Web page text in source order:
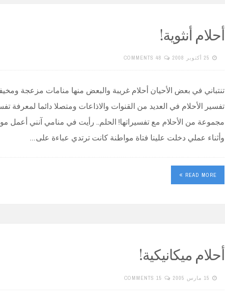
أحلام أنثوية!
25 أكتوبر 2008 48 COMMENTS
تنتباني في بعض الأحيان أحلام غريبة والبعض منها منامات مزعجة
تفسير الأحلام في العديد من القنوات والاذاعات ومتصلا دائما لمعرفة
مجموعة من الأحلام مع تفسيراتها! الحلم.. رأيت في منامي آنني
وأثناء عملي دخلت علينا فتاة مواطنة كانت ترتدي عباءة على…
READ MORE
أحلام ميكانيكية!
15 مارس 2005 15 COMMENTS